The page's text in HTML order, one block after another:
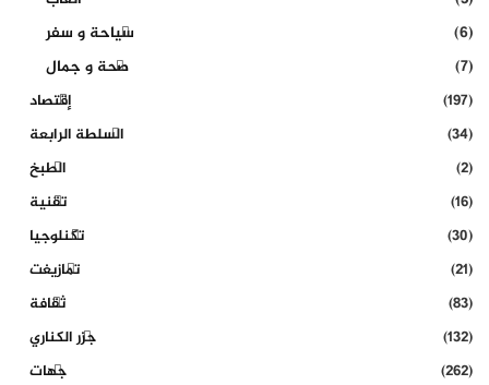
سياحة و سفر
(6)
صحة و جمال
(7)
إقتصاد
(197)
السلطة الرابعة
(34)
الطبخ
(2)
تقنية
(16)
تكنلوجيا
(30)
تمازيغت
(21)
ثقافة
(83)
جزر الكناري
(132)
جهات
(262)